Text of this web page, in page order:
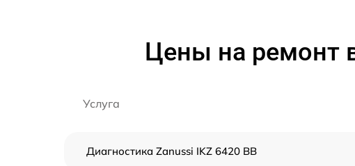
Цены на ремонт
Услуга
Диагностика Zanussi IKZ 6420 BB